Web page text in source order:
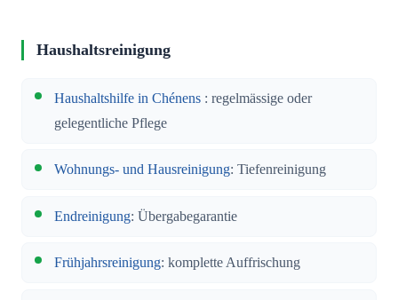
Haushaltsreinigung
Haushaltshilfe in Chénens : regelmässige oder
gelegentliche Pflege
Wohnungs- und Hausreinigung: Tiefenreinigung
Endreinigung: Übergabegarantie
Frühjahrsreinigung: komplette Auffrischung